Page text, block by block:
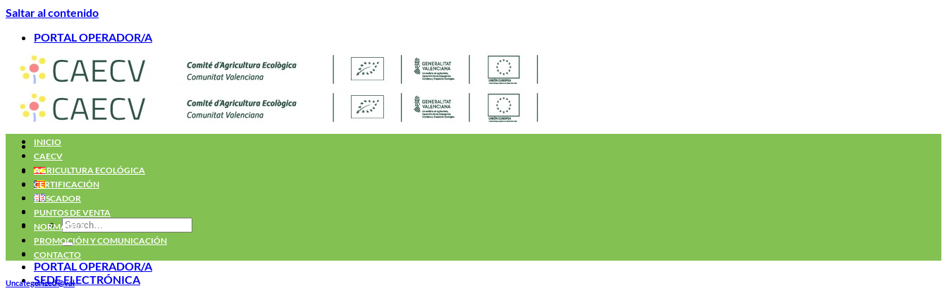
Saltar al contenido
PORTAL OPERADOR/A
PORTAL OPERADOR/A
SEDE ELECTRÓNICA
INICIO
CAECV
AGRICULTURA ECOLÓGICA
CERTIFICACIÓN
BUSCADOR
PUNTOS DE VENTA
NORMATIVA
PROMOCIÓN Y COMUNICACIÓN
CONTACTO
Uncategorized @val